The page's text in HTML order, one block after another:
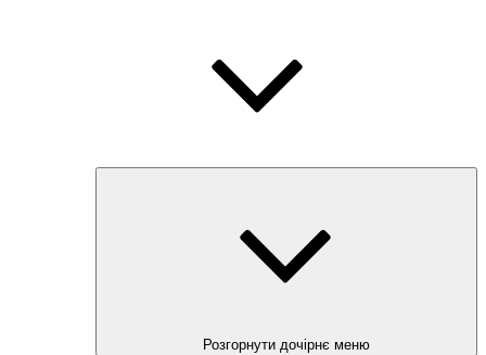
Розгорнути дочірнє меню